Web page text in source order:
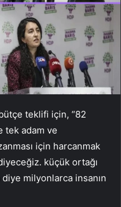
teklifi için, “82
tek adam ve
için harcanmak
küçük ortağı
milyonlarca insanın